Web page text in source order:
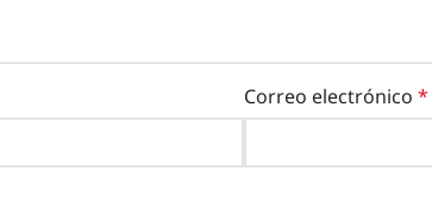
Correo electrónico *